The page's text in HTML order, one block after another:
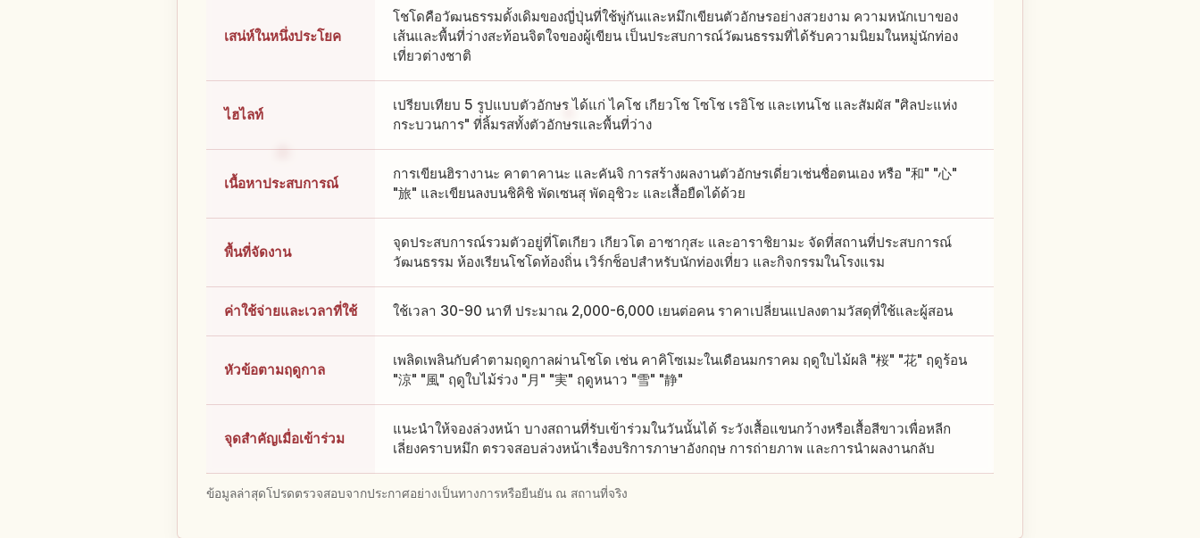
เสน่ห์ในหนึ่งประโยค
โชโดคือวัฒนธรรมดั้งเดิมของญี่ปุ่นที่ใช้พู่กันและหมึกเขียนตัวอักษรอย่างสวยงาม ความหนักเบาของ
เส้นและพื้นที่ว่างสะท้อนจิตใจของผู้เขียน เป็นประสบการณ์วัฒนธรรมที่ได้รับความนิยมในหมู่นักท่อง
เที่ยวต่างชาติ
ไฮไลท์
เปรียบเทียบ 5 รูปแบบตัวอักษร ได้แก่ ไคโช เกียวโช โซโช เรอิโช และเทนโช และสัมผัส "ศิลปะแห่ง
กระบวนการ" ที่ลิ้มรสทั้งตัวอักษรและพื้นที่ว่าง
เนื้อหาประสบการณ์
การเขียนฮิรางานะ คาตาคานะ และคันจิ การสร้างผลงานตัวอักษรเดี่ยวเช่นชื่อตนเอง หรือ "和" "心"
"旅" และเขียนลงบนชิคิชิ พัดเซนสุ พัดอุชิวะ และเสื้อยืดได้ด้วย
พื้นที่จัดงาน
จุดประสบการณ์รวมตัวอยู่ที่โตเกียว เกียวโต อาซากุสะ และอาราชิยามะ จัดที่สถานที่ประสบการณ์
วัฒนธรรม ห้องเรียนโชโดท้องถิ่น เวิร์กช็อปสำหรับนักท่องเที่ยว และกิจกรรมในโรงแรม
ค่าใช้จ่ายและเวลาที่ใช้ ใช้เวลา 30-90 นาที ประมาณ 2,000-6,000 เยนต่อคน ราคาเปลี่ยนแปลงตามวัสดุที่ใช้และผู้สอน
หัวข้อตามฤดูกาล
เพลิดเพลินกับคำตามฤดูกาลผ่านโชโด เช่น คาคิโซเมะในเดือนมกราคม ฤดูใบไม้ผลิ "桜" "花" ฤดูร้อน
"涼" "風" ฤดูใบไม้ร่วง "月" "実" ฤดูหนาว "雪" "静"
จุดสำคัญเมื่อเข้าร่วม
แนะนำให้จองล่วงหน้า บางสถานที่รับเข้าร่วมในวันนั้นได้ ระวังเสื้อแขนกว้างหรือเสื้อสีขาวเพื่อหลีก
เลี่ยงคราบหมึก ตรวจสอบล่วงหน้าเรื่องบริการภาษาอังกฤษ การถ่ายภาพ และการนำผลงานกลับ
ข้อมูลล่าสุดโปรดตรวจสอบจากประกาศอย่างเป็นทางการหรือยืนยัน ณ สถานที่จริง